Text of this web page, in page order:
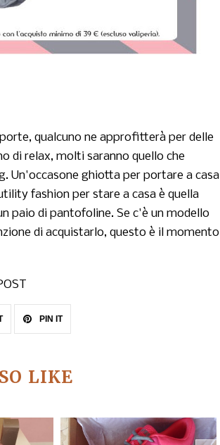
qualcuno ne approfitterà per delle
di relax, molti saranno quello che
Un'occasone ghiotta per portare a casa
fashion per stare a casa è quella
paio di pantofoline. Se c'è un modello
di acquistarlo, questo è il momento
PIN IT
LIKE